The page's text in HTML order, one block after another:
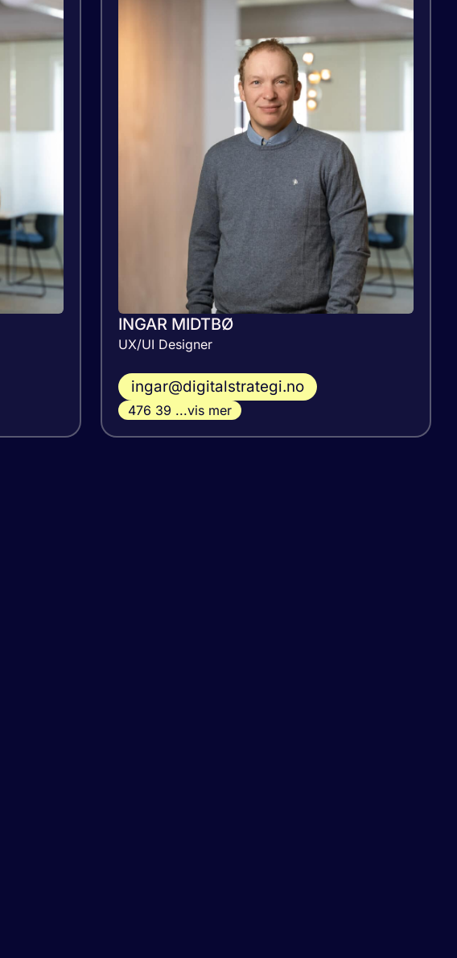
INGAR MIDTBØ
UX/UI Designer
ingar@digitalstrategi.no
476 39 ...vis mer